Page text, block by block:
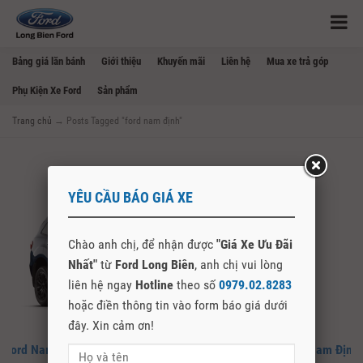
Bảng giá lăn bánh Giới thiệu Khuyến mãi Liên hệ Mua xe trả góp
Phụ Kiện Xe Ford Sản phẩm
Trang chủ → Posts Tagged "ford nam định"
Ford Nam Định – Đại Lý Chính Hãng Mua Bán Xe Ford Tại Nam Định
YÊU CẦU BÁO GIÁ XE
Chào anh chị, để nhận được "Giá Xe Ưu Đãi
Nhất" từ Ford Long Biên, anh chị vui lòng
liên hệ ngay Hotline theo số 0979.02.8283
hoặc điền thông tin vào form báo giá dưới
đây. Xin cảm ơn!